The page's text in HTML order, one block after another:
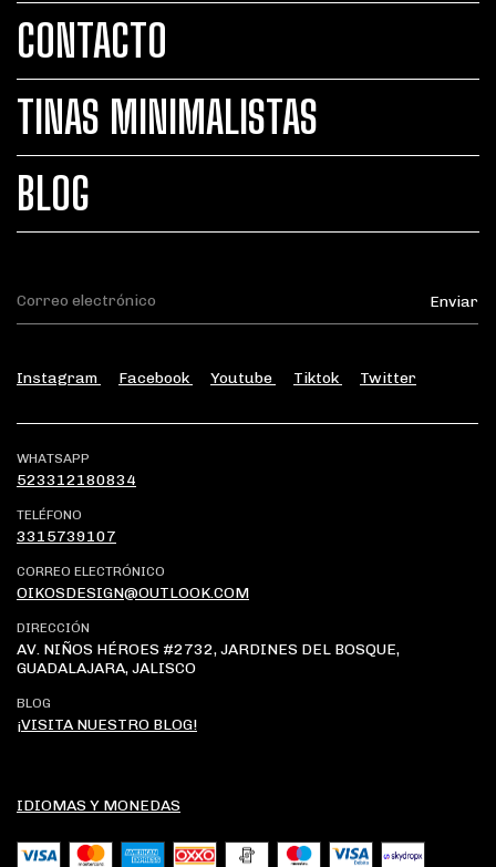
CONTACTO
TINAS MINIMALISTAS
BLOG
Instagram Facebook Youtube Tiktok Twitter
WHATSAPP
523312180834
TELÉFONO
3315739107
CORREO ELECTRÓNICO
OIKOSDESIGN@OUTLOOK.COM
DIRECCIÓN
AV. NIÑOS HÉROES #2732, JARDINES DEL BOSQUE,
GUADALAJARA, JALISCO
BLOG
¡VISITA NUESTRO BLOG!
IDIOMAS Y MONEDAS